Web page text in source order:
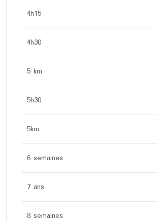
4h15
4h30
5 km
5h30
5km
6 semaines
7 ans
8 semaines